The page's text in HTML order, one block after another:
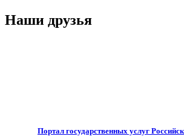
Наши друзья
Портал государственных услуг